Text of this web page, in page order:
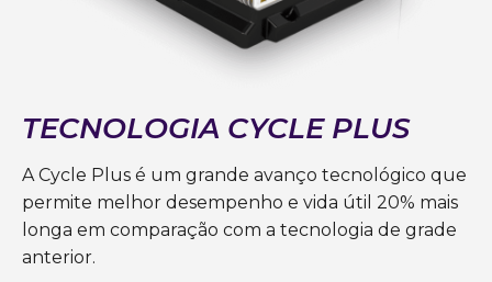
TECNOLOGIA CYCLE PLUS
A Cycle Plus é um grande avanço tecnológico que
permite melhor desempenho e vida útil 20% mais
longa em comparação com a tecnologia de grade
anterior.